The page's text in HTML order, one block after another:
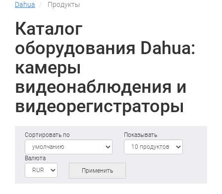
Dahua Продукты
Каталог
оборудования Dahua:
камеры
видеонаблюдения и
видеорегистраторы
Сортировать по Показывать
Валюта
Применить